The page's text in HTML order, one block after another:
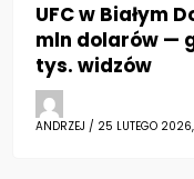
UFC w Białym
mln dolarów —
tys. widzów
ANDRZEJ / 25 LUTEGO